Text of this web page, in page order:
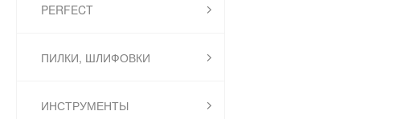
PERFECT
ПИЛКИ, ШЛИФОВКИ
ИНСТРУМЕНТЫ